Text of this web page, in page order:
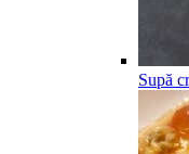
Supă